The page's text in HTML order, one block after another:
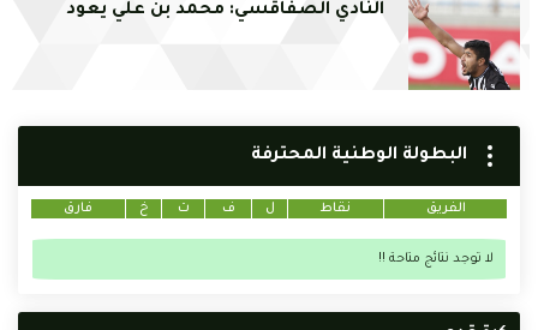
النادي الصفاقسي: محمد بن علي يعود
البطولة الوطنية المحترفة
الفريق نقاط ل ف ت خ فارق
لا توجد نتائج متاحة !!